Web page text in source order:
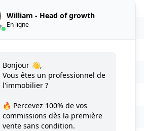
(20214
(20272
(20290)
William - Head of growth
En ligne
Bonjour 👋,
Vous êtes un professionnel de
l'immobilier ?
🔥 Percevez 100% de vos
commissions dès la première
vente sans condition.